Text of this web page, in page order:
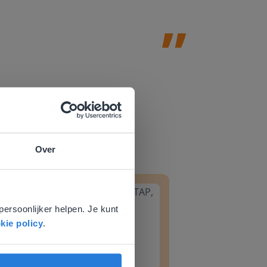
Over
helpen. Je kunt
policy.
Groep 6, Blok INSTAP, Week 2, Les 8